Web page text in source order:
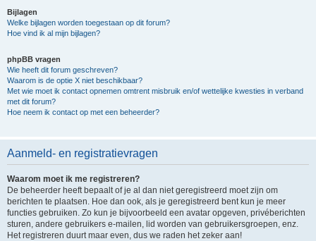
Bijlagen
Welke bijlagen worden toegestaan op dit forum?
Hoe vind ik al mijn bijlagen?
phpBB vragen
Wie heeft dit forum geschreven?
Waarom is de optie X niet beschikbaar?
Met wie moet ik contact opnemen omtrent misbruik en/of wettelijke kwesties in verband
met dit forum?
Hoe neem ik contact op met een beheerder?
Aanmeld- en registratievragen
Waarom moet ik me registreren?
De beheerder heeft bepaalt of je al dan niet geregistreerd moet zijn om
berichten te plaatsen. Hoe dan ook, als je geregistreerd bent kun je meer
functies gebruiken. Zo kun je bijvoorbeeld een avatar opgeven, privéberichten
sturen, andere gebruikers e-mailen, lid worden van gebruikersgroepen, enz.
Het registreren duurt maar even, dus we raden het zeker aan!